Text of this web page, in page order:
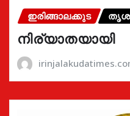
ഇരിങ്ങാലക്കുട
നിര്യാതയായി